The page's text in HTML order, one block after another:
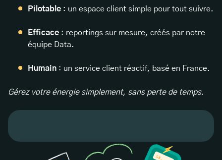
Pilotable : un espace client simple pour tout suivre.
Efficace : reportings sur mesure, créés par notre
équipe Data.
Humain : un service client réactif, basé en France.
Gérez votre énergie simplement, sans perte de temps.